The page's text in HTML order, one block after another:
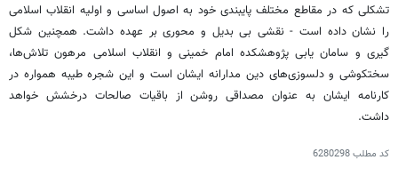
تشکلی که در مقاطع مختلف پایبندی خود به اصول اساسی و اولیه انقلاب اسلامی
را نشان داده است - نقشی بی بدیل و محوری بر عهده داشت. همچنین شکل
گیریو سامان یابیپژوهشکده امام خمینی و انقلاب اسلامی مرهون تلاش‌ها،
سختکوشی و دلسوزی‌های دین مدارانه ایشان است و این شجرهطیبه همواره در
کارنامه ایشان به عنوان مصداقی روشن از باقیات صالحات درخشش خواهد
داشت.
کد مطلب6280298